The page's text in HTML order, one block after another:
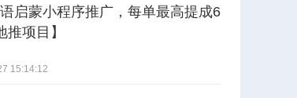
启蒙小程序推广，每单最高提成6
推项目】
15:14:12